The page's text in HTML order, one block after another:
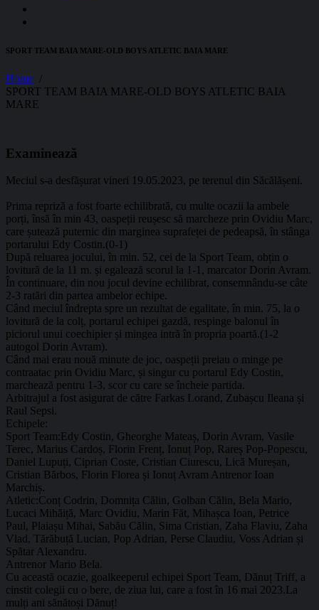
SPORT TEAM BAIA MARE-OLD BOYS ATLETIC BAIA MARE
Home
SPORT TEAM BAIA MARE-OLD BOYS ATLETIC BAIA
MARE
Examinează
Meciul s-a desfășurat vineri 19.05.2023, pe terenul din Săcălășeni.
Prima repriză a fost foarte echilibrată, cu multe ocazii la ambele
porți, însă în min 43, oaspeții reușesc să marcheze prin Ovidiu Marc,
care șutează puternic din marginea suprafeței de pedeapsă, în stânga
portarului Edy Costin.(0-1)
După reluarea jocului, în min. 52, cei de la Sport Team, obțin o
lovitură de la 11 m. și egalează scorul la 1-1, marcator Dorin Avram.
În continuare, din nou jocul devine echilibrat, consemnându-se câte
2-3 ratări din partea ambelor echipe.
Când meciul îndrepta spre un rezultat de egalitate, în min. 75, la o
lovitură de la colț, portarul echipei gazdă, respinge balonul în
piciorul unui coechipier și mingea intră în propria poartă.(1-2
autogol Dorin Avram).
Când mai erau nouă minute de joc, oaspeții preiau o minge pe
contraatac prin Ovidiu Marc, și singur cu portarul Edy Costin,
marchează pentru 1-3, scor cu care se încheie partida.
Arbitrajul a fost asigurat de către Farkas Lorand, Zubașcu Ileana și
Raul Sepsi.
Echipele:
Sport Team:Edy Costin, Gheorghe Mateaș, Dorin Avram, Vasile
Terec, Marius Cardoș, Florin Frenț, Ionuț Pop, Rareș Pop-Popescu,
Daniel Lupuți, Ciprian Coste, Cristian Ciurescu, Lică Mureșan,
Cristian Bărbos, Florin Florea și Ionuț Avram Antrenor Ioan
Marchiș.
Atletic:Conț Codrin, Domnița Călin, Golban Călin, Bela Mario,
Lucaci Mihăiță, Marc Ovidiu, Marin Făt, Mihașca Ioan, Petrice
Paul, Plaiașu Mihai, Sabău Călin, Sima Cristian, Zaha Flaviu, Zaha
Vlad, Tărăbuță Lucian, Pop Adrian, Perse Claudiu, Voss Adrian și
Spătar Alexandru.
Antrenor Mario Bela.
Cu această ocazie, goalkeeperul echipei Sport Team, Dănuț Triff, a
cinstit colegii cu o bere, de ziua lui, care a fost în 16 mai 2023.La
mulți ani sănătoși Dănuț!